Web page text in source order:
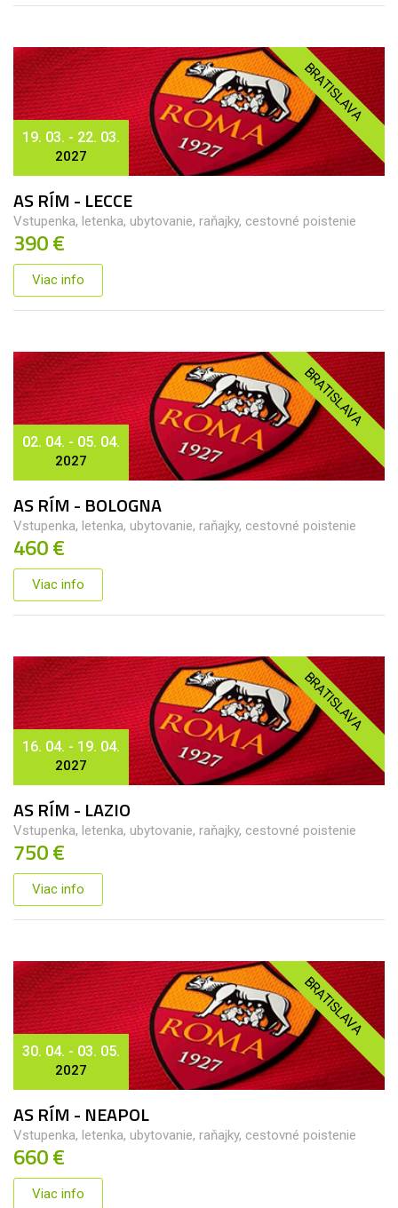
BRATISLAVA
19. 03. - 22. 03.
2027
AS RÍM - LECCE
Vstupenka, letenka, ubytovanie, raňajky, cestovné poistenie
390 €
Viac info
BRATISLAVA
02. 04. - 05. 04.
2027
AS RÍM - BOLOGNA
Vstupenka, letenka, ubytovanie, raňajky, cestovné poistenie
460 €
Viac info
BRATISLAVA
16. 04. - 19. 04.
2027
AS RÍM - LAZIO
Vstupenka, letenka, ubytovanie, raňajky, cestovné poistenie
750 €
Viac info
BRATISLAVA
30. 04. - 03. 05.
2027
AS RÍM - NEAPOL
Vstupenka, letenka, ubytovanie, raňajky, cestovné poistenie
660 €
Viac info